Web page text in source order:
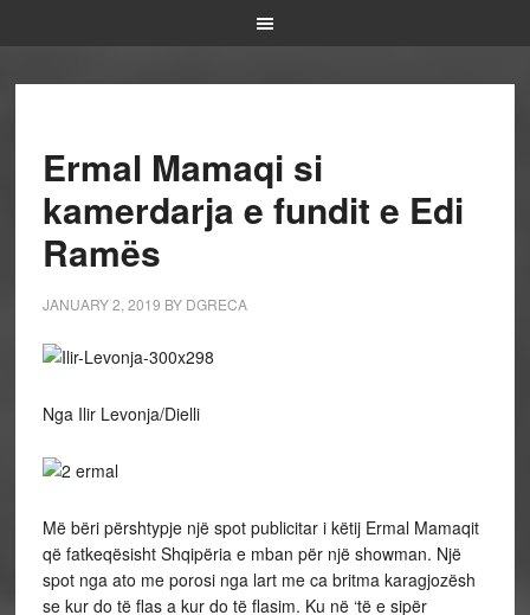
Ermal Mamaqi si
kamerdarja e fundit e Edi
Ramës
JANUARY 2, 2019 BY DGRECA
Nga Ilir Levonja/Dielli
Më bëri përshtypje një spot publicitar i këtij Ermal Mamaqit
që fatkeqësisht Shqipëria e mban për një showman. Një
spot nga ato me porosi nga lart me ca britma karagjozësh
se kur do të flas a kur do të flasim. Ku në ‘të e sipër